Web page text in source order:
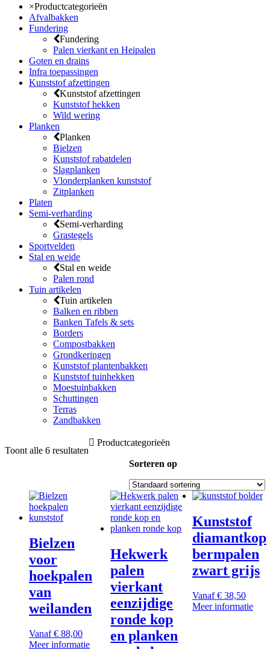
×Productcategorieën
Afvalbakken
Fundering
Fundering
Palen vierkant en Heipalen
Goten en drains
Infra toepassingen
Kunststof afzettingen
Kunststof afzettingen
Kunststof hekken
Wild wering
Planken
Planken
Bielzen
Kunststof rabatdelen
Slagplanken
Vlonderplanken kunststof
Zitplanken
Platen
Semi-verharding
Semi-verharding
Grastegels
Sportvelden
Stal en weide
Stal en weide
Palen rond
Tuin artikelen
Tuin artikelen
Balken en ribben
Banken Tafels & sets
Borders
Compostbakken
Grondkeringen
Kunststof plantenbakken
Kunststof tuinhekken
Moestuinbakken
Schuttingen
Terras
Zandbakken
Productcategorieën
Toont alle 6 resultaten
Sorteren op
Bielzen
voor
hoekpalen
van
weilanden
Vanaf € 88,00
Meer informatieDit
Hekwerk
palen
vierkant
eenzijdige
ronde kop
en planken
Kunststof
diamantkop
bermpalen
zwart grijs
Vanaf €38,50
Meer informatieDit